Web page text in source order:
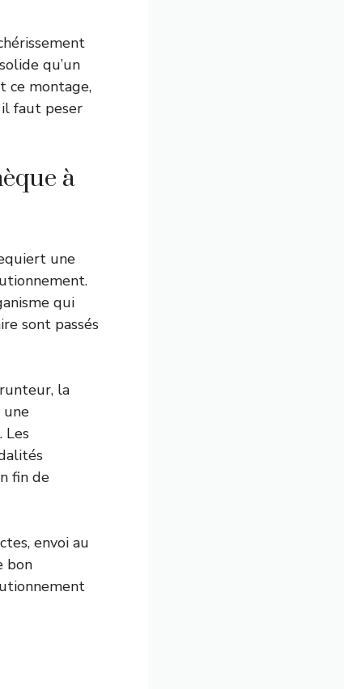
qu’un
ce montage,
il faut peser
à
une
qui
sont passés
la
une
Les
fin de
envoi au
bon